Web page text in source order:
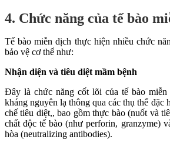
4. Chức năng của tế bào
Tế bào miễn dịch thực hiện nhiều chức
bảo vệ cơ thể như:
Nhận diện và tiêu diệt mầm bệnh
Đây là chức năng cốt lõi của tế bào miễn
kháng nguyên lạ thông qua các thụ thể đặc
chế tiêu diệt,, bao gồm thực bào (nuốt và
chất độc tế bào (như perforin, granzyme)
hòa (neutralizing antibodies).